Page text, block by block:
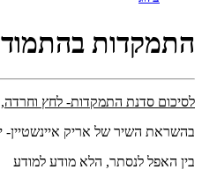
התמקדות
לסיכום סדנת התמקדות- לחץ וחרדה, דינה
בהשראת השיר של אריק איינשטיין-
בין האפל לנסתר, הלא מודע למודע